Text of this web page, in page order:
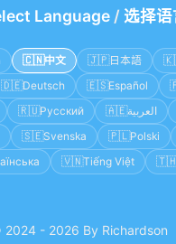
Language/ 选择语
🇨🇳 中文 🇯🇵日本語
🇩🇪Deutsch 🇪🇸Español
🇷🇺Русский 🇦🇪العربية
🇸🇪Svenska 🇵🇱Polski
🇻🇳Tiếng Việt
- 2026 By Richardson